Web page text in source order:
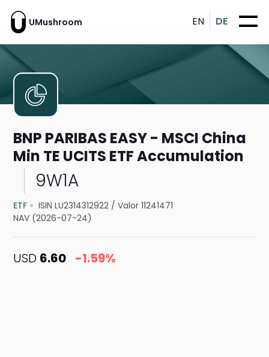
UMushroom EN DE
BNP PARIBAS EASY - MSCI China
Min TE UCITS ETF Accumulation
9W1A
ETF ISIN LU2314312922 /Valor 11241471
NAV (2026-07-24)
USD 6.60 -1.59%